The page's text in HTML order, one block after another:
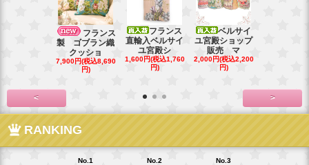
フランス
製 ゴブラン織
クッショ
7,900円(税込8,690
円)
フランス
直輸入ベルサイ
ユ宮殿シ
1,600円(税込1,760
円)
ベルサイ
ユ宮殿ショップ
販売 マ
2,000円(税込2,200
円)
< >
RANKING
No.1 No.2 No.3